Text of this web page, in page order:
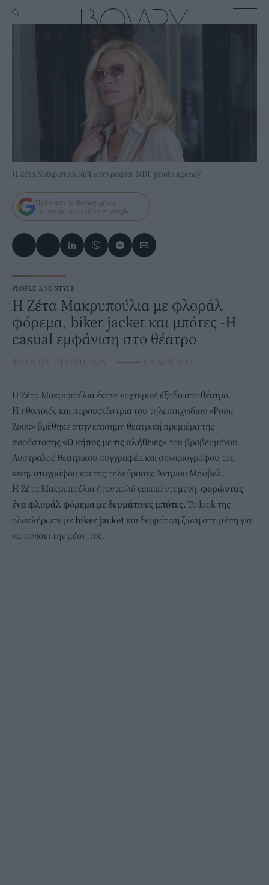
H Ζέτα Μακρυπούλια/Φωτογραφία: NDP photo agency
Πρόσθεσε το Bovary.gr ως
προτιμώμενη πηγή στην google
PEOPLE AND STYLE
H Zέτα Μακρυπούλια με φλοράλ
φόρεμα, biker jacket και μπότες -Η
casual εμφάνιση στο θέατρο
ΦΡΑΝΣΙΣ ΓΙΑΤΖΟΓΛΟΥ ⸻ 12 NOV 2021
H Zέτα Μακρυπούλια έκανε νυχτερινή έξοδο στο θέατρο.
Η ηθοποιός και παρουσιάστρια του τηλεπαιχνιδιού «Ρουκ
Ζουκ» βρέθηκε στην επίσημη θεατρική πρεμιέρα της
παράστασης «Ο κήπος με τις αλήθειες» του βραβευμένου
Αυστραλού θεατρικού συγγραφέα και σεναριογράφου του
κινηματογράφου και της τηλεόρασης Άντριου Μπόβελ.
Η Ζέτα Μακρυπούλια ήταν πολύ casual ντυμένη, φορώντας
ένα φλοράλ φόρεμα με δερμάτινες μπότες. To look της
ολοκλήρωσε με biker jacket και δερμάτινη ζώνη στη μέση για
να τονίσει την μέση της.